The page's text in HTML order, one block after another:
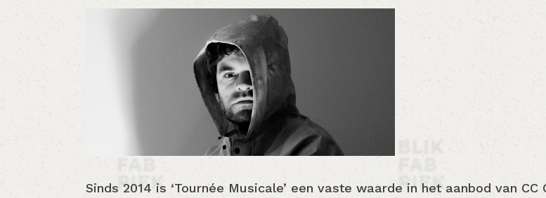
Sinds 2014 is ‘Tournée Musicale’ een vaste waarde in het aanbod van